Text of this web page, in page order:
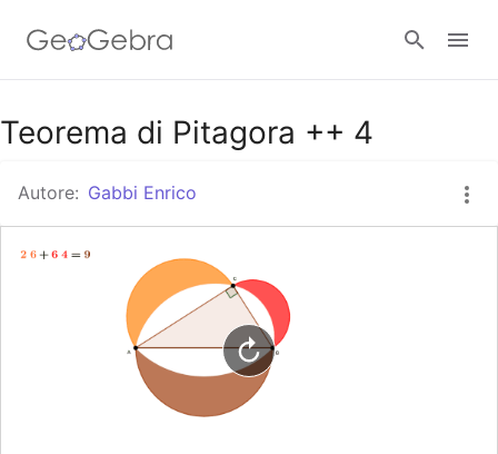
Google Classroom
GeoGebra Classroom
Accedi
Teorema di Pitagora ++ 4
Autore: Gabbi Enrico